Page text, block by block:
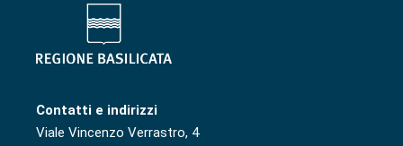
Contatti e indirizzi
Viale Vincenzo Verrastro, 4